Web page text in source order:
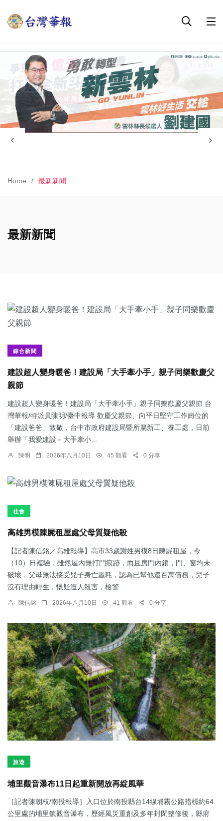
Home 最新新聞
最新新聞
綜合新聞
建設超人變身暖爸！建設局「大手牽小手」親子同樂歡慶父
親節
建設超人變身暖爸！建設局「大手牽小手」親子同樂歡慶父親節 台
灣華報/特派員陳明/臺中報導 歡慶父親節、向平日堅守工作崗位的
「建設爸爸」致敬，台中市政府建設局暨所屬新工、養工處，日前
舉辦「我愛建設－大手牽小...
陳明 2026年八月10日 45 觀看 0 分享
社會
高雄男模陳屍租屋處父母質疑他殺
【記者陳信銘／高雄報導】高市33歲謝姓男模8日陳屍租屋，今
（10）日複驗，雖然屋內無打鬥痕跡，而且房門內鎖，門、窗均未
破壞，父母無法接受兒子身亡噩耗，認為已幫他還百萬債務，兒子
沒有理由輕生，懷疑遭人殺害，檢警...
陳信銘 2026年八月10日 41 觀看 0 分享
旅遊
埔里觀音瀑布11日起重新開放再綻風華
［記者陳朝枝/南投報導］入口位於南投縣台14線埔霧公路指標約64
公里處的埔里鎮觀音瀑布，歷經風災重創及多年封閉整修後，縣府